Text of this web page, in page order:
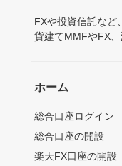
FXや投資信託など
貨建てMMFやFX
ホーム
総合口座ログイン
総合口座の開設
楽天FX口座の開設